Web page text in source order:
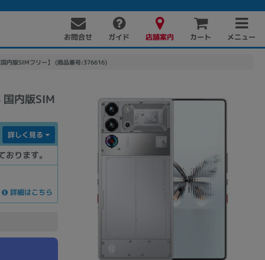
お問合せ ガイド 店舗案内 カート メニュー
内版SIMフリー】 (商品番号:376616)
内版SIM
ります。
詳しく見る
詳細はこちら